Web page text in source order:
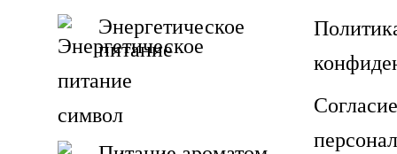
Энергетическое
питание